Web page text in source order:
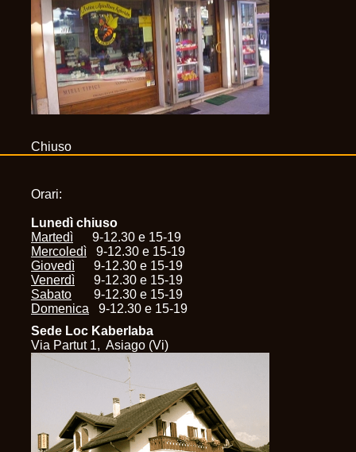
Chiuso
Orari:
Lunedì chiuso
Martedì 9-12.30 e 15-19
Mercoledì 9-12.30 e 15-19
Giovedì 9-12.30 e 15-19
Venerdì 9-12.30 e 15-19
Sabato 9-12.30 e 15-19
Domenica 9-12.30 e 15-19
Sede Loc Kaberlaba
Via Partut 1, Asiago (Vi)